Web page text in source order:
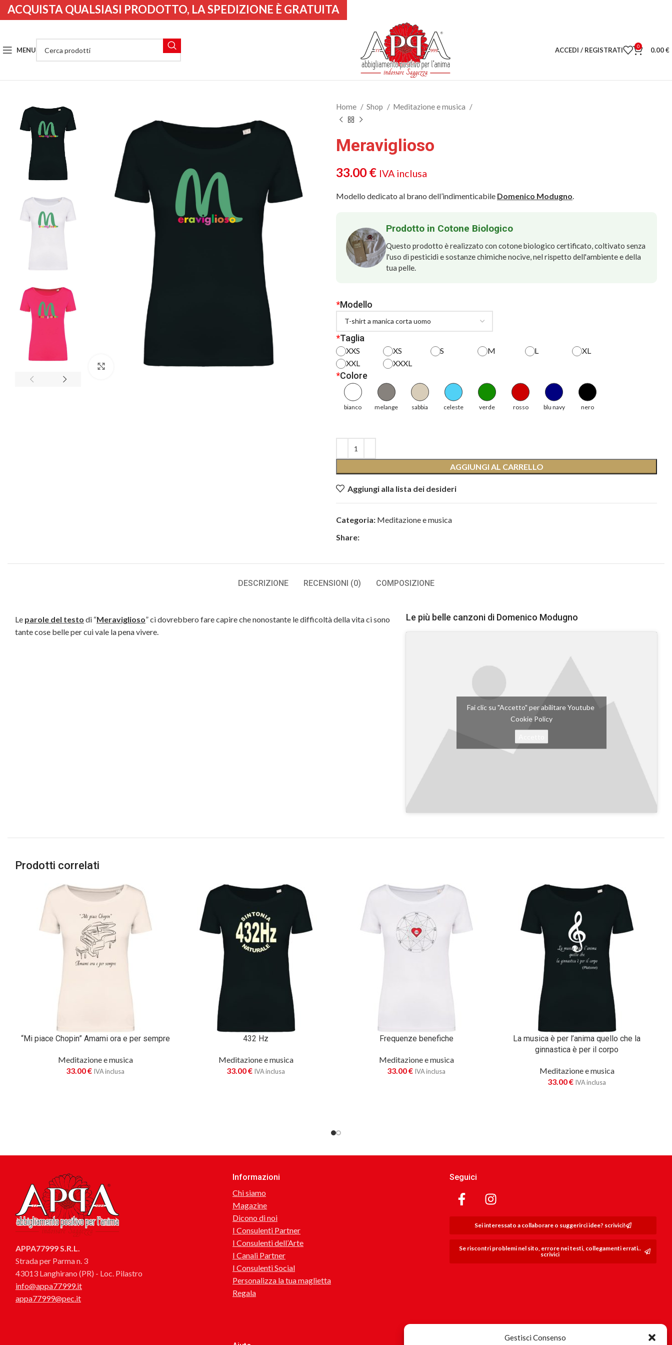
Gestisci Consenso
MENU ACCEDI / REGISTRATI 0 0.00€
Clicca per ingrandire
Home Shop Meditazione e musica
Meraviglioso
33.00€ IVA inclusa
Modello dedicato al brano dell’indimenticabile Domenico Modugno.
Prodotto in Cotone Biologico
Questo prodotto è realizzato con cotone biologico certificato, coltivato senza
l'uso di pesticidi e sostanze chimiche nocive, nel rispetto dell'ambiente e della
tua pelle.
*Modello
*Taglia
XXS XS S M L
XL
XXL
XXXL
*Colore
bianco melange sabbia celeste verde rosso blu navy nero
AGGIUNGI AL CARRELLO
Aggiungi alla lista dei desideri
Categoria: Meditazione e musica
Share:
DESCRIZIONE RECENSIONI (0) COMPOSIZIONE
Le parole del testo di “Meraviglioso” ci dovrebbero fare capire che nonostante le difficoltà della vita ci sono
tante cose belle per cui vale la pena vivere.
Le più belle canzoni di Domenico Modugno
Fai clic su "Accetto" per abilitare Youtube
Cookie Policy
Prodotti correlati
“Mi piace Chopin” Amami ora e per sempre
Meditazione e musica
33.00€ IVA inclusa
432 Hz
Meditazione e musica
33.00€ IVA inclusa
Frequenze benefiche
Meditazione e musica
33.00€ IVA inclusa
La musica è per l’anima quello che la
ginnastica è per il corpo
Meditazione e musica
33.00€ IVA inclusa
APPA77999 S.R.L.
Strada per Parma n. 3
43013 Langhirano (PR) - Loc. Pilastro
info@appa77999.it
appa77999@pec.it
Informazioni
Chi siamo
Magazine
Dicono di noi
I Consulenti Partner
I Consulenti dell’Arte
I Canali Partner
I Consulenti Social
Personalizza la tua maglietta
Regala
Seguici
Sei interessato a collaborare o suggerirci idee? scrivici!
Se riscontri problemi nel sito, errore nei testi, collegamenti errati..
scrivici
ACQUISTA QUALSIASI PRODOTTO, LA SPEDIZIONE È GRATUITA